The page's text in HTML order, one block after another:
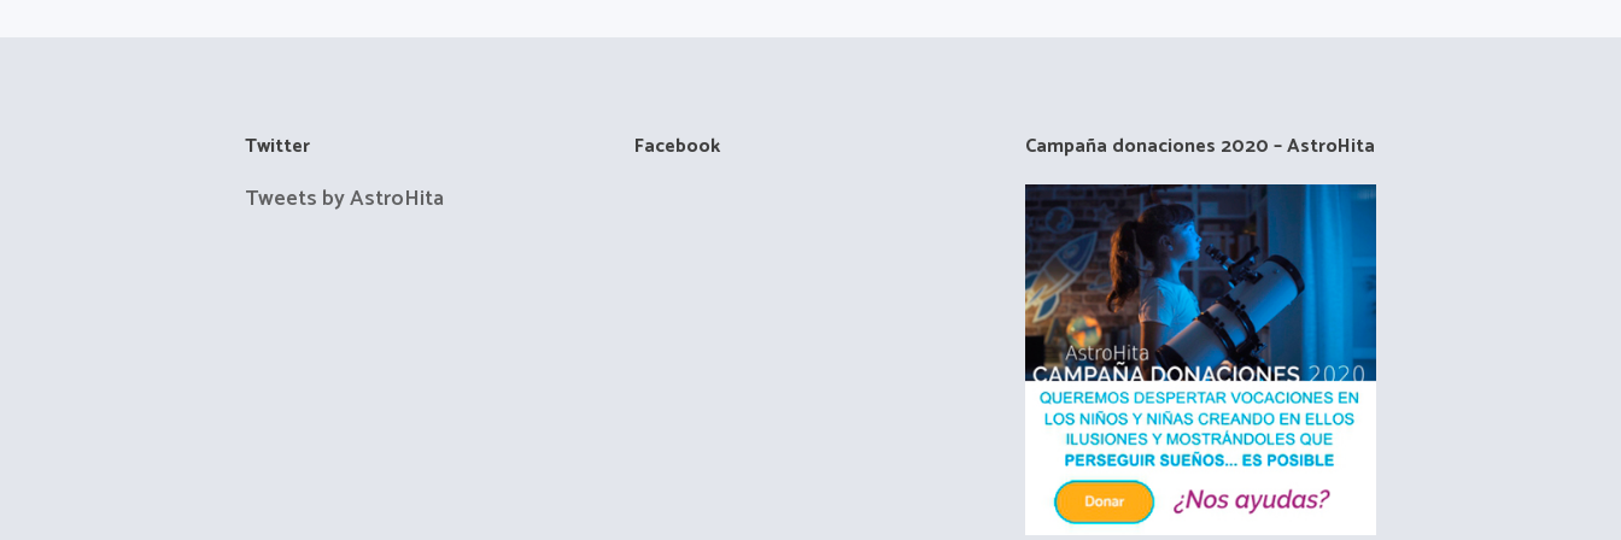
Twitter
Tweets by AstroHita
Facebook Campaña donaciones 2020 – AstroHita